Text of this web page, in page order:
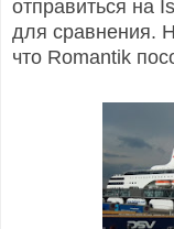
отправиться на
для сравнения.
что Romantik